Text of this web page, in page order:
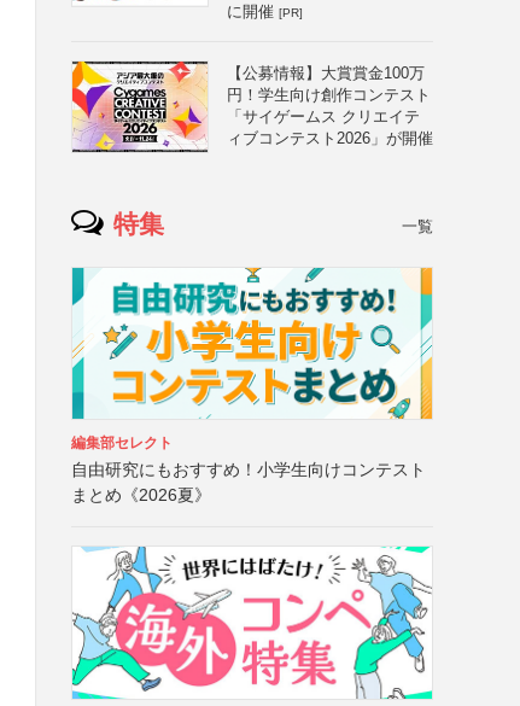
に開催 [PR]
【公募情報】大賞賞金100万
円！学生向け創作コンテスト
「サイゲームス クリエイテ
ィブコンテスト2026」が開催
特集 一覧
編集部セレクト
自由研究にもおすすめ！小学生向けコンテスト
まとめ《2026夏》